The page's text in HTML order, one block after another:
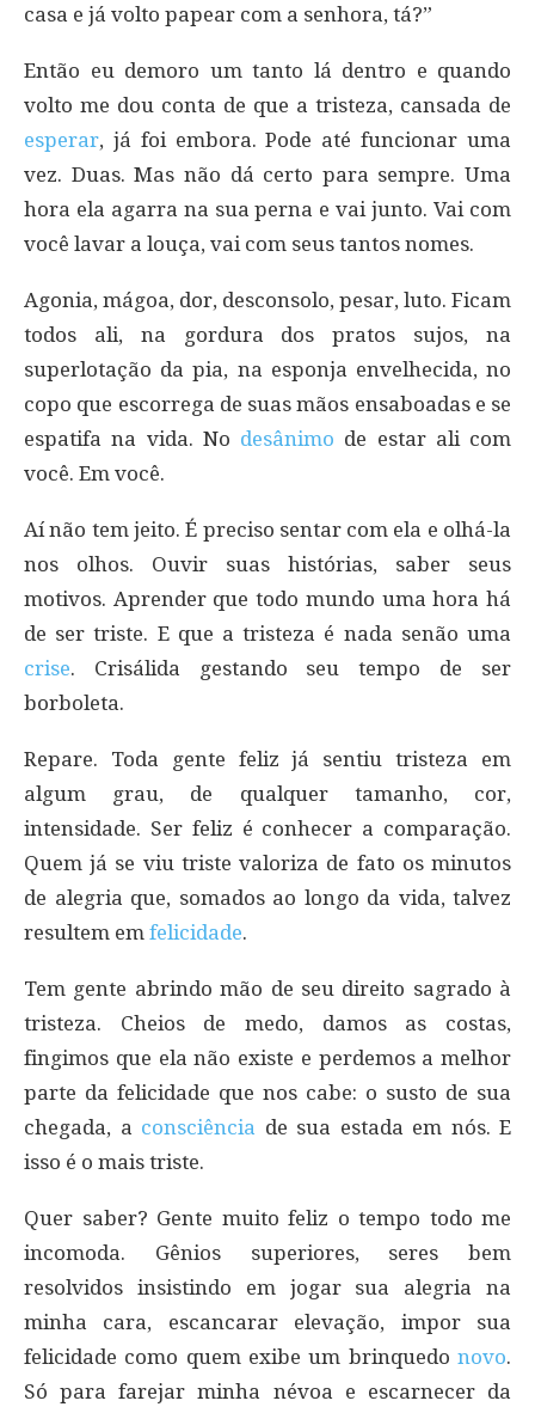
casa e já volto papear com a senhora, tá?”
Então eu demoro um tanto lá dentro e quando
volto me dou conta de que a tristeza, cansada de
esperar, já foi embora. Pode até funcionar uma
vez. Duas. Mas não dá certo para sempre. Uma
hora ela agarra na sua perna e vai junto. Vai com
você lavar a louça, vai com seus tantos nomes.
Agonia, mágoa, dor, desconsolo, pesar, luto. Ficam
todos ali, na gordura dos pratos sujos, na
superlotação da pia, na esponja envelhecida, no
copo que escorrega de suas mãos ensaboadas e se
espatifa na vida. No desânimo de estar ali com
você. Em você.
Aí não tem jeito. É preciso sentar com ela e olhá-la
nos olhos. Ouvir suas histórias, saber seus
motivos. Aprender que todo mundo uma hora há
de ser triste. E que a tristeza é nada senão uma
crise. Crisálida gestando seu tempo de ser
borboleta.
Repare. Toda gente feliz já sentiu tristeza em
algum grau, de qualquer tamanho, cor,
intensidade. Ser feliz é conhecer a comparação.
Quem já se viu triste valoriza de fato os minutos
de alegria que, somados ao longo da vida, talvez
resultem em felicidade.
Tem gente abrindo mão de seu direito sagrado à
tristeza. Cheios de medo, damos as costas,
fingimos que ela não existe e perdemos a melhor
parte da felicidade que nos cabe: o susto de sua
chegada, a consciência de sua estada em nós. E
isso é o mais triste.
Quer saber? Gente muito feliz o tempo todo me
incomoda. Gênios superiores, seres bem
resolvidos insistindo em jogar sua alegria na
minha cara, escancarar elevação, impor sua
felicidade como quem exibe um brinquedo novo.
Só para farejar minha névoa e escarnecer da